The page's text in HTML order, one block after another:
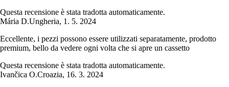
Questa recensione è stata tradotta automaticamente.
Mária D.Ungheria, 1. 5. 2024
Eccellente, i pezzi possono essere utilizzati separatamente, prodotto
premium, bello da vedere ogni volta che si apre un cassetto
Questa recensione è stata tradotta automaticamente.
Ivančica O.Croazia, 16. 3. 2024